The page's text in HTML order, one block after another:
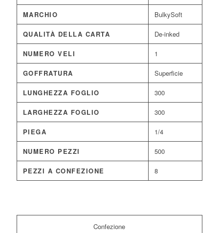
MARCHIO BulkySoft
QUALITÀ DELLA CARTA De-inked
NUMERO VELI 1
GOFFRATURA Superficie
LUNGHEZZA FOGLIO 300
LARGHEZZA FOGLIO 300
PIEGA 1/4
NUMERO PEZZI 500
PEZZI A CONFEZIONE 8
Confezione